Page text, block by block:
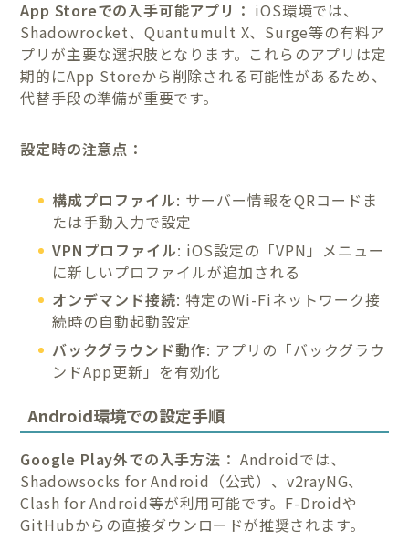
App Storeでの入手可能アプリ： iOS環境では、
Shadowrocket、Quantumult X、Surge等の有料ア
プリが主要な選択肢となります。これらのアプリは定
期的にApp Storeから削除される可能性があるため、
代替手段の準備が重要です。
設定時の注意点：
構成プロファイル: サーバー情報をQRコードま
たは手動入力で設定
VPNプロファイル: iOS設定の「VPN」メニュー
に新しいプロファイルが追加される
オンデマンド接続: 特定のWi-Fiネットワーク接
続時の自動起動設定
バックグラウンド動作: アプリの「バックグラウ
ンドApp更新」を有効化
Android環境での設定手順
Google Play外での入手方法： Androidでは、
Shadowsocks for Android（公式）、v2rayNG、
Clash for Android等が利用可能です。F-Droidや
GitHubからの直接ダウンロードが推奨されます。